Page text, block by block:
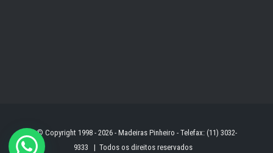
© Copyright 1998 - 2026 - Madeiras Pinheiro - Telefax: (11) 3032-
9333 | Todos os direitos reservados